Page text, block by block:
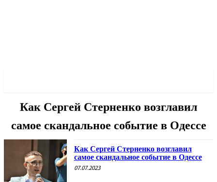
Как Сергей Стерненко возглавил
самое скандальное событие в Одессе
Как Сергей Стерненко возглавил
самое скандальное событие в Одессе
07.07.2023